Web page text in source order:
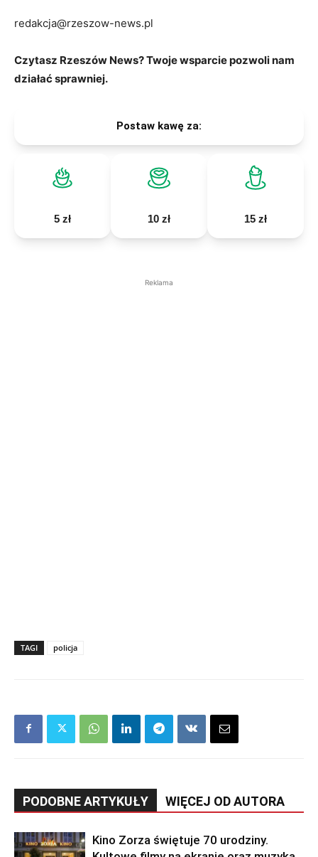
redakcja@rzeszow-news.pl
Czytasz Rzeszów News? Twoje wsparcie pozwoli nam
działać sprawniej.
Postaw kawę za:
5 zł 10 zł 15 zł
Reklama
TAGI policja
PODOBNE ARTYKUŁY WIĘCEJ OD AUTORA
Kino Zorza świętuje 70 urodziny.